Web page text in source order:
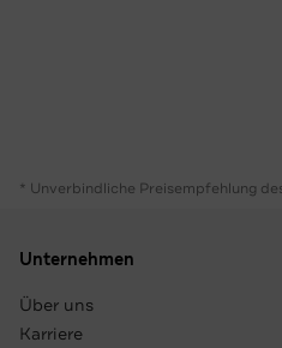
* Unverbindliche Preisempfehlung
Unternehmen
Über uns
Karriere